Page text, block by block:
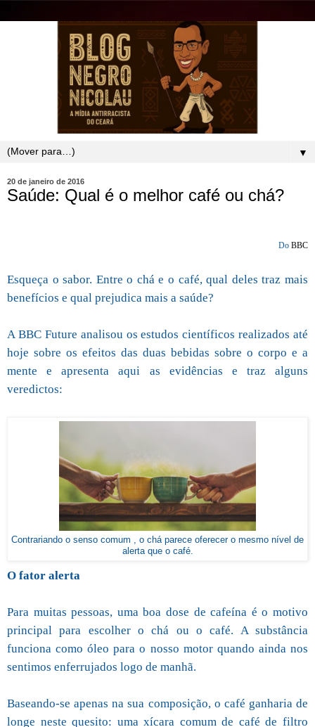
▼
20 de janeiro de 2016
Saúde: Qual é o melhor café ou chá?
Do BBC
Esqueça o sabor. Entre o chá e o café, qual deles traz mais
benefícios e qual prejudica mais a saúde?
A BBC Future analisou os estudos científicos realizados até
hoje sobre os efeitos das duas bebidas sobre o corpo e a
mente e apresenta aqui as evidências e traz alguns
veredictos:
Contrariando o senso comum , o chá parece oferecer o mesmo nível de
alerta que o café.
O fator alerta
Para muitas pessoas, uma boa dose de cafeína é o motivo
principal para escolher o chá ou o café. A substância
funciona como óleo para o nosso motor quando ainda nos
sentimos enferrujados logo de manhã.
Baseando-se apenas na sua composição, o café ganharia de
longe neste quesito: uma xícara comum de café de filtro